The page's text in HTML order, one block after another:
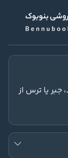
یا ترس از